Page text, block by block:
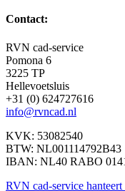
Contact:
RVN cad-service
Pomona 6
3225 TP
Hellevoetsluis
+31 (0) 624727616
info@rvncad.nl
KVK: 53082540
BTW: NL001114792B43
IBAN: NL40 RABO
RVN cad-service